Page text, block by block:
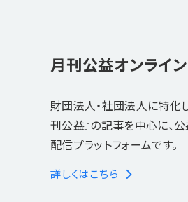
月刊公益オンライ
財団法人・社団法人に特化
刊公益』の記事を中心に、
配信プラットフォームです。
詳しくはこちら